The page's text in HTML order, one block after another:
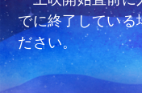
でに終了してい
ださい。